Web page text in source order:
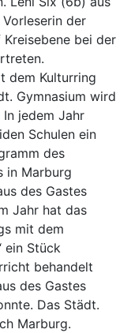
der
bei der
dem Kulturring
Gymnasium wird
jedem Jahr
Schulen ein
des
in Marburg
des Gastes
Jahr hat das
mit dem
ein Stück
behandelt
des Gastes
Das Städt.
Marburg.